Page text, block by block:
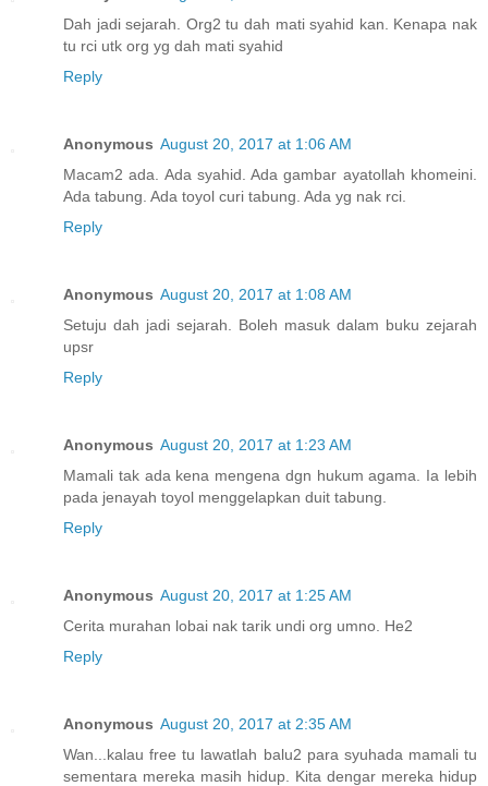
Dah jadi sejarah. Org2 tu dah mati syahid kan. Kenapa nak
tu rci utk org yg dah mati syahid
Reply
Anonymous August 20, 2017 at 1:06 AM
Macam2 ada. Ada syahid. Ada gambar ayatollah khomeini.
Ada tabung. Ada toyol curi tabung. Ada yg nak rci.
Reply
Anonymous August 20, 2017 at 1:08 AM
Setuju dah jadi sejarah. Boleh masuk dalam buku zejarah
upsr
Reply
Anonymous August 20, 2017 at 1:23 AM
Mamali tak ada kena mengena dgn hukum agama. Ia lebih
pada jenayah toyol menggelapkan duit tabung.
Reply
Anonymous August 20, 2017 at 1:25 AM
Cerita murahan lobai nak tarik undi org umno. He2
Reply
Anonymous August 20, 2017 at 2:35 AM
Wan...kalau free tu lawatlah balu2 para syuhada mamali tu
sementara mereka masih hidup. Kita dengar mereka hidup